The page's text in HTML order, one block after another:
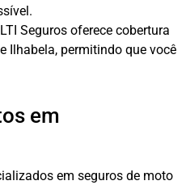
Seguros oferece cobertura
Ilhabela, permitindo que você
em
em seguros de moto